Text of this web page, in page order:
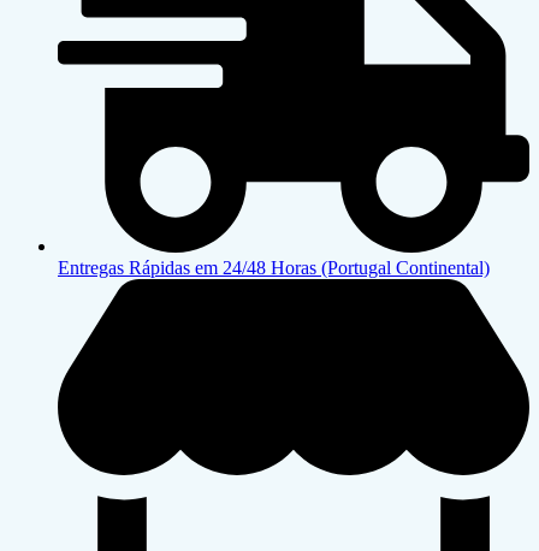
Entregas Rápidas em 24/48 Horas (Portugal Continental)